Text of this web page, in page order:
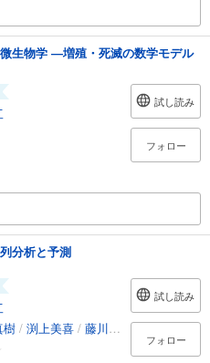
生物学 ―増殖・死滅の数学モデル
試し読み
フォロー
分析と予測
樹 / 渕上美喜 / 藤川貴司 /近藤宏/上
試し読み
フォロー